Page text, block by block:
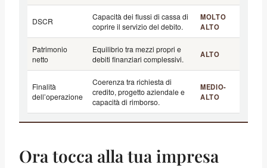
DSCR
Capacità dei flussi di cassa di
coprire il servizio del debito.
MOLTO
ALTO
Patrimonio
netto
Equilibrio tra mezzi propri e
debiti finanziari complessivi.
ALTO
Finalità
dell’operazione
Coerenza tra richiesta di
credito, progetto aziendale e
capacità di rimborso.
MEDIO-
ALTO
Ora tocca alla tua impresa